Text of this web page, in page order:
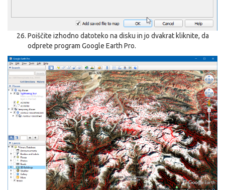
Poiščite izhodno datoteko na disku in jo dvakrat kliknite, da
odprete program Google Earth Pro.